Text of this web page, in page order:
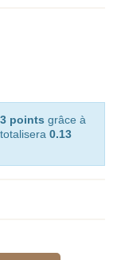
points grâce à
0.13